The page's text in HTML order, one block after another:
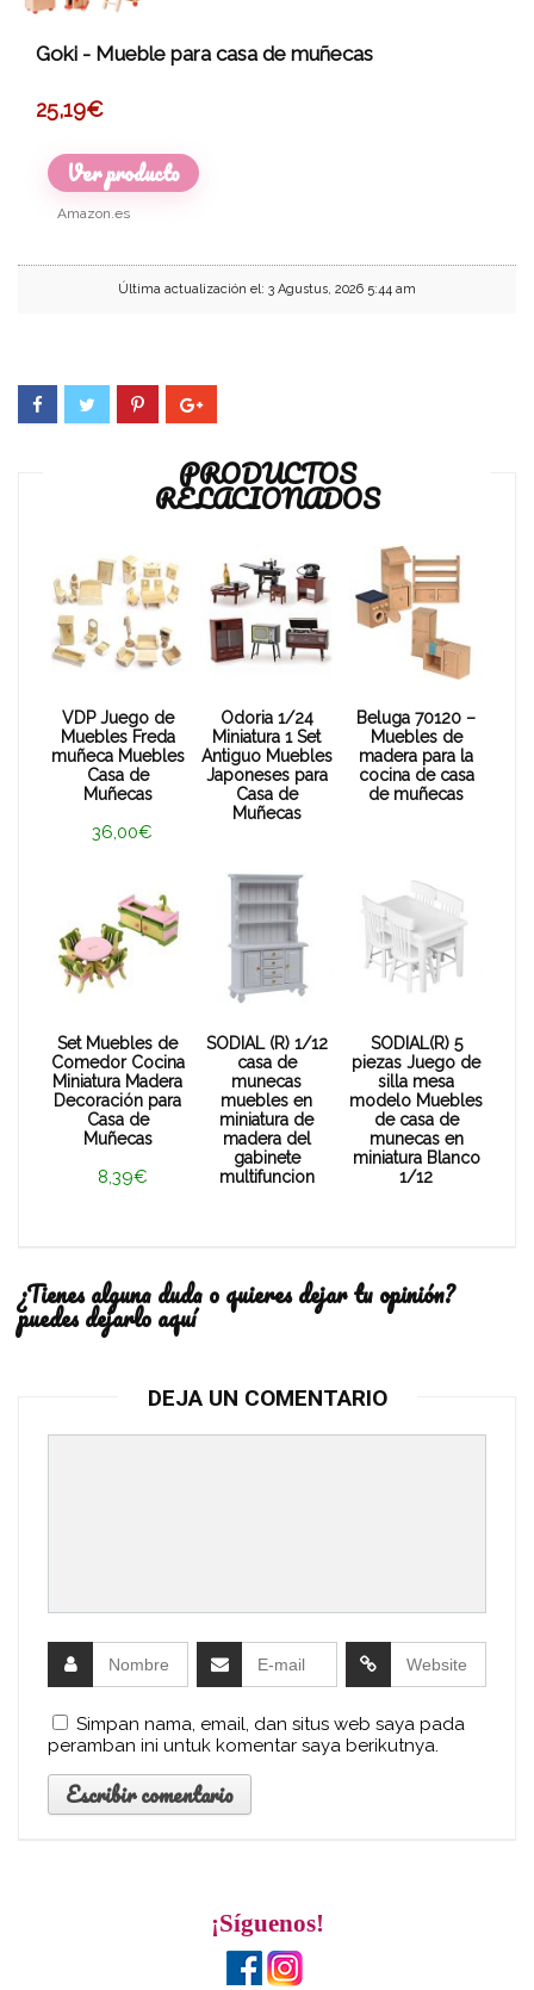
Goki - Mueble para casa de muñecas
25,19€
Ver producto
Amazon.es
Última actualización el: 3 Agustus, 2026 5:44 am
PRODUCTOS
RELACIONADOS
VDP Juego de
Muebles Freda
muñeca Muebles
Casa de
Muñecas
36,00€
Odoria 1/24
Miniatura 1 Set
Antiguo Muebles
Japoneses para
Casa de
Muñecas
Beluga 70120 –
Muebles de
madera para la
cocina de casa
de muñecas
Set Muebles de
Comedor Cocina
Miniatura Madera
Decoración para
Casa de
Muñecas
8,39€
SODIAL (R) 1/12
casa de
munecas
muebles en
miniatura de
madera del
gabinete
multifuncion
SODIAL(R) 5
piezas Juego de
silla mesa
modelo Muebles
de casa de
munecas en
miniatura Blanco
1/12
¿Tienes alguna duda o quieres dejar tu opinión?
puedes dejarlo aquí
DEJA UN COMENTARIO
Simpan nama, email, dan situs web saya pada
peramban ini untuk komentar saya berikutnya.
¡Síguenos!